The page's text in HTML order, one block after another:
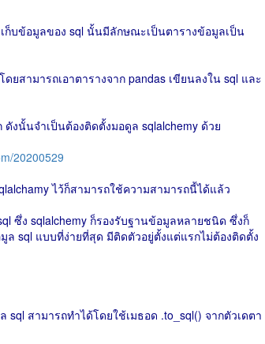
ก็บข้อมูลของ sql นั้นมีลักษณะเป็นตารางข้อมูลเป็น
สามารถเอาตารางจาก pandas เขียนลงใน sql และ
งนั้นจำเป็นต้องติดตั้งมอดูล sqlalchemy ด้วย
20200529
ไว้ก็สามารถใช้ความสามารถนี้ได้แล้ว
ซึ่ง sqlalchemy ก็รองรับฐานข้อมูลหลายชนิด ซึ่งก็
sql แบบที่ง่ายที่สุด มีติดตัวอยู่ตั้งแต่แรกไม่ต้องติดตั้ง
สามารถทำได้โดยใช้เมธอด .to_sql() จากตัวเดตา